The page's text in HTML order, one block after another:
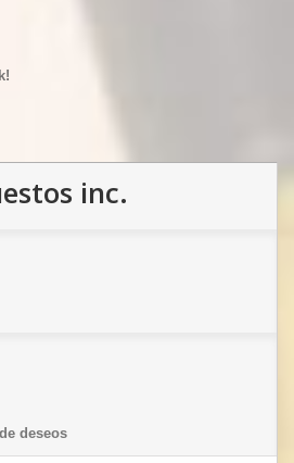
inc.
deseos